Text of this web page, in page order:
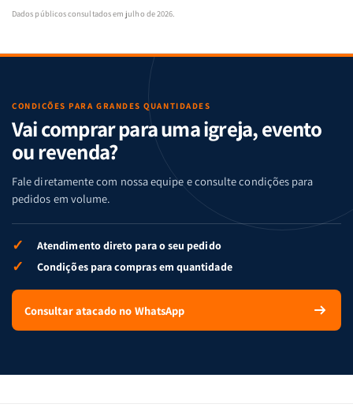
Dados públicos consultados em julho de 2026.
CONDIÇÕES PARA GRANDES QUANTIDADES
Vai comprar para uma igreja, evento
ou revenda?
Fale diretamente com nossa equipe e consulte condições para
pedidos em volume.
✓ Atendimento direto para o seu pedido
✓ Condições para compras em quantidade
Consultar atacado no WhatsApp